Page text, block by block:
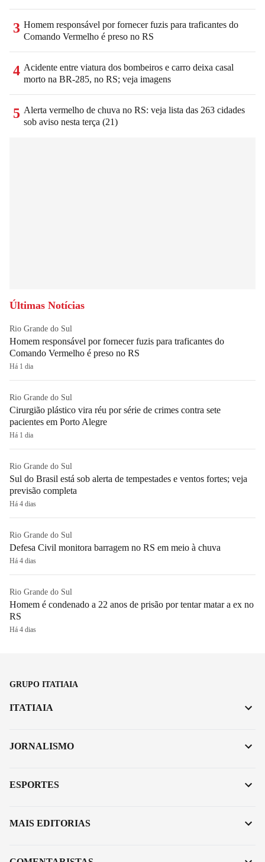
3 Homem responsável por fornecer fuzis para traficantes do
Comando Vermelho é preso no RS
4 Acidente entre viatura dos bombeiros e carro deixa casal
morto na BR-285, no RS; veja imagens
5 Alerta vermelho de chuva no RS: veja lista das 263 cidades
sob aviso nesta terça (21)
Últimas Notícias
Rio Grande do Sul
Homem responsável por fornecer fuzis para traficantes do
Comando Vermelho é preso no RS
Há 1 dia
Rio Grande do Sul
Cirurgião plástico vira réu por série de crimes contra sete
pacientes em Porto Alegre
Há 1 dia
Rio Grande do Sul
Sul do Brasil está sob alerta de tempestades e ventos fortes; veja
previsão completa
Há 4 dias
Rio Grande do Sul
Defesa Civil monitora barragem no RS em meio à chuva
Há 4 dias
Rio Grande do Sul
Homem é condenado a 22 anos de prisão por tentar matar a ex no
RS
Há 4 dias
GRUPO ITATIAIA
ITATIAIA
JORNALISMO
ESPORTES
MAIS EDITORIAS